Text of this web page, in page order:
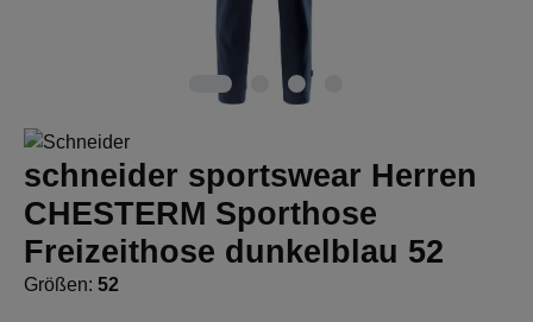
schneider sportswear Herren
CHESTERM Sporthose
Freizeithose dunkelblau 52
Größen: 52